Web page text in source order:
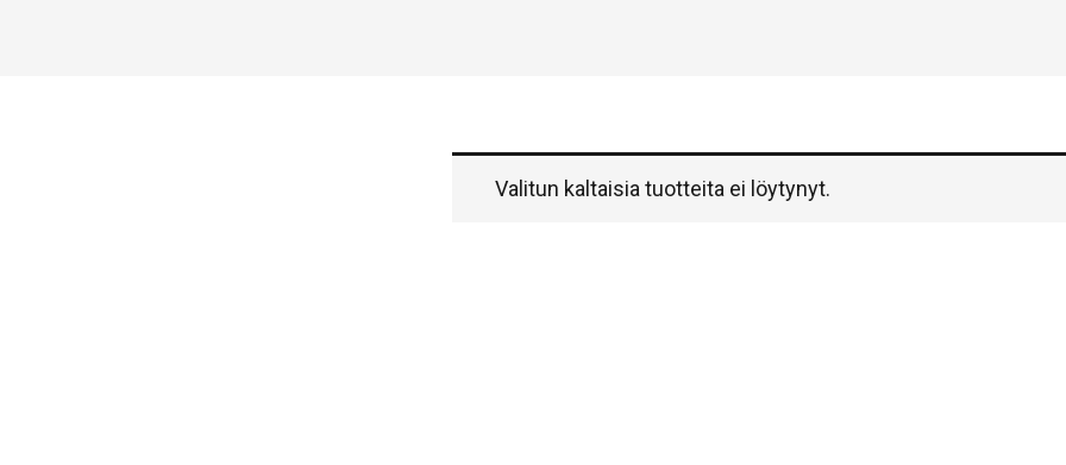
Valitun kaltaisia tuotteita ei löytynyt.